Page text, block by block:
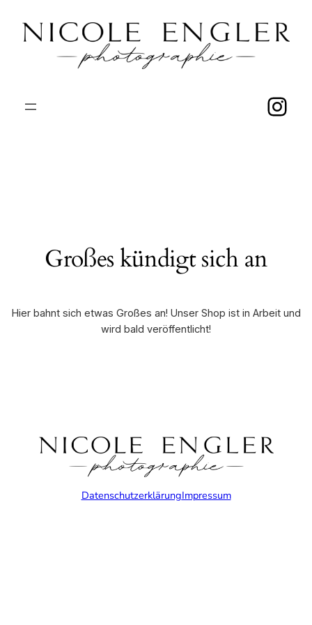
Großes kündigt sich an
Hier bahnt sich etwas Großes an! Unser Shop ist in Arbeit und
wird bald veröffentlicht!
DatenschutzerklärungImpressum